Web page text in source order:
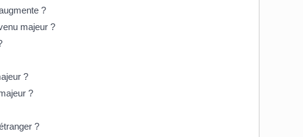
?
majeur ?
?
?
?